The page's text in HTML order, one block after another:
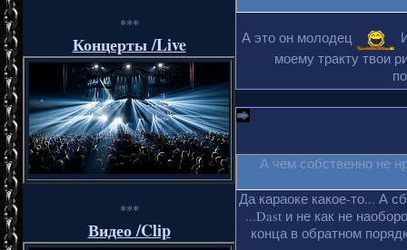
***
Концерты /Live
***
Видео /Clip
А это он молодец
моему тракту твои
А чем собственно не
Да караоке какое-то... А
...Dast и не как не
конца в обратном